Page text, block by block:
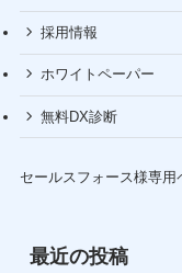
採用情報
ホワイトペーパー
無料DX診断
セールスフォース様専用
最近の投稿